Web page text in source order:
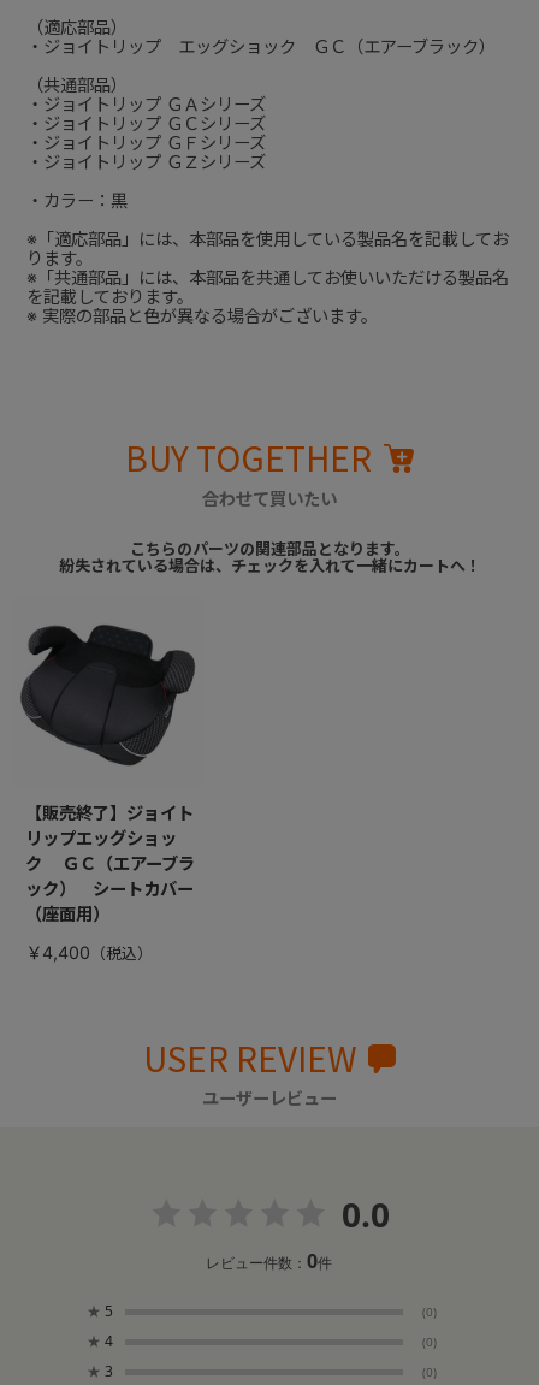
（適応部品）
・ジョイトリップ エッグショック ＧＣ（エアーブラック）
（共通部品）
・ジョイトリップ ＧＡシリーズ
・ジョイトリップ ＧＣシリーズ
・ジョイトリップ ＧＦシリーズ
・ジョイトリップ ＧＺシリーズ
・カラー：黒
※「適応部品」には、本部品を使用している製品名を記載してお
ります。
※「共通部品」には、本部品を共通してお使いいただける製品名
を記載しております。
※ 実際の部品と色が異なる場合がございます。
BUY TOGETHER
合わせて買いたい
こちらのパーツの関連部品となります。
紛失されている場合は、チェックを入れて一緒にカートへ！
【販売終了】ジョイト
リップエッグショッ
ク ＧＣ（エアーブラ
ック） シートカバー
（座面用）
￥4,400
USER REVIEW
ユーザーレビュー
0.0
レビュー件数：0件
★ 5 (0)
★ 4 (0)
★ 3 (0)